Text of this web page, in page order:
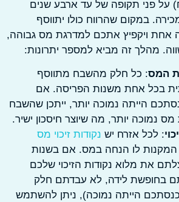
תקופה של עד ארבע שנים
שהרווח כולו יתווסף
אתכם למדרגת מס גבוהה,
זה מביא למספר יתרונות:
: כל חלק מהשבח מתווסף
אחת משנות הפריסה. אם
הייתה נמוכה יותר, ייתכן שהשבח
יותר, מה שיוצר חיסכון ישיר.
אזרח ישנקודות זיכוי מס
לו הנחה במס. אם בשנות
מלוא נקודות הזיכוי שלכם
לידה, לא עבדתם חלק
הייתה נמוכה), ניתן להשתמש